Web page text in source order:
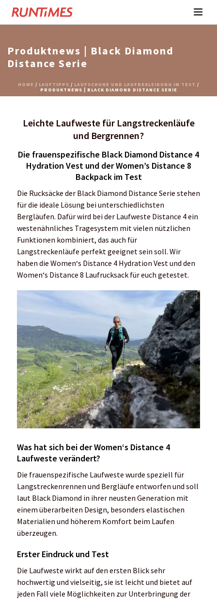
Produktnews | Black Diamond
Distance Serie
HOME / LAUFTIPPS / LAUFSCHUHE UND LAUFBEKLEIDUNG IM TEST /
PRODUKTNEWS | BLACK DIAMOND DISTANCE SERIE
Leichte Laufweste für Langstreckenläufe
und Bergrennen?
Die frauenspezifische Black Diamond Distance 4
Hydration Vest und der Women’s Distance 8
Backpack im Test
Die Rucksäcke der Black Diamond Distance Serie stehen
für die ideale Lösung bei unterschiedlichsten
Bergläufen. Dafür wird bei der Laufweste Distance 4 ein
westenähnliches Tragesystem mit vielen nützlichen
Funktionen kombiniert, das auch für
Langstreckenläufe perfekt geeignet sein soll. Wir
haben die Women‘s Distance 4 Hydration Vest und den
Women‘s Distance 8 Laufrucksack für euch getestet.
Was hat sich bei der Women‘s Distance 4
Laufweste verändert?
Die frauenspezifische Laufweste wurde speziell für
Langstreckenrennen und Bergläufe entworfen und soll
laut Black Diamond in ihrer neusten Generation mit
einem überarbeiten Design, besonders elastischen
Materialien und höherem Komfort beim Laufen
überzeugen.
Erster Eindruck und Test
Die Laufweste wirkt auf den ersten Blick sehr
hochwertig und vielseitig, sie ist leicht und bietet auf
jeden Fall viele Möglichkeiten zur Unterbringung der